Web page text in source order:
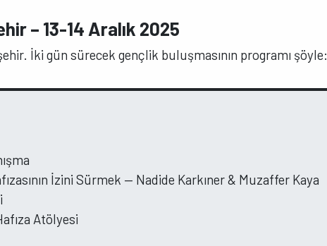
– 13-14 Aralık 2025
İki gün sürecek gençlik buluşmasının programı şöyle:
İzini Sürmek — Nadide Karkıner & Muzaffer Kaya
Atölyesi